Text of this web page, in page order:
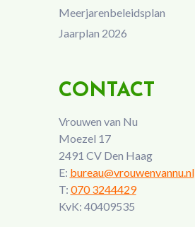
Meerjarenbeleidsplan
Jaarplan 2026
CONTACT
Vrouwen van Nu
Moezel 17
2491 CV Den Haag
E: bureau@vrouwenvannu.nl
T: 070 3244429
KvK: 40409535